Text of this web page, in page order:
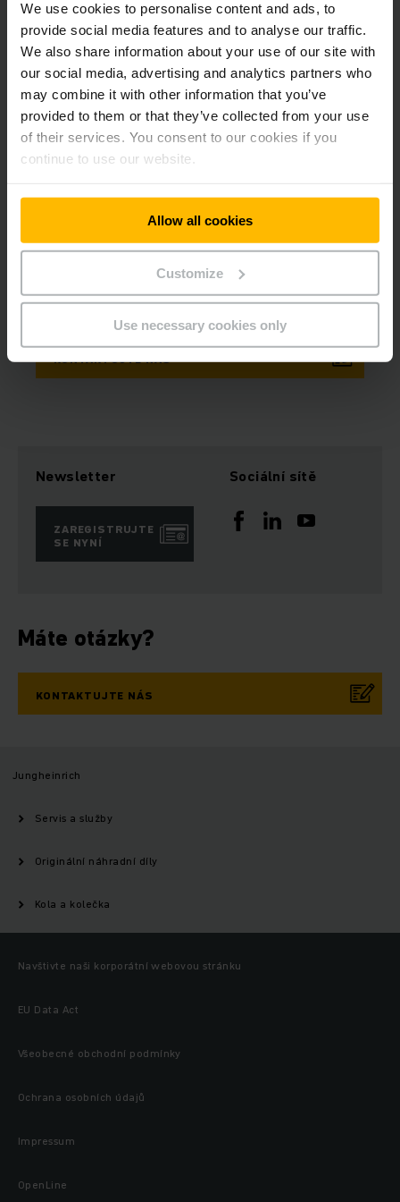
We use cookies to personalise content and ads, to
provide social media features and to analyse our traffic.
We also share information about your use of our site with
our social media, advertising and analytics partners who
may combine it with other information that you’ve
provided to them or that they’ve collected from your use
of their services. You consent to our cookies if you
continue to use our website.
Allow all cookies
Customize
Use necessary cookies only
SERVIS
E-mail: servis@jungheinrich.cz
+420 313 333 101
KONTAKTUJTE NÁS
Newsletter
ZAREGISTRUJTE
SE NYNÍ
Sociální sítě
Máte otázky?
KONTAKTUJTE NÁS
Jungheinrich
Servis a služby
Originální náhradní díly
Kola a kolečka
Navštivte naši korporátní webovou stránku
EU Data Act
Všeobecné obchodní podmínky
Ochrana osobních údajů
Impressum
OpenLine